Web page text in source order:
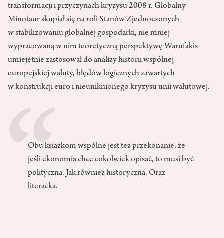
transformacji i przyczynach kryzysu 2008 r. Globalny
Minotaur skupiał się na roli Stanów Zjednoczonych
w stabilizowaniu globalnej gospodarki, nie mniej
wypracowaną w nim teoretyczną perspektywę Warufakis
umiejętnie zastosował do analizy historii wspólnej
europejskiej waluty, błędów logicznych zawartych
w konstrukcji euro i nieuniknionego kryzysu unii walutowej.
Obu książkom wspólne jest też przekonanie, że
jeśli ekonomia chce cokolwiek opisać, to musi być
polityczna. Jak również historyczna. Oraz
literacka.